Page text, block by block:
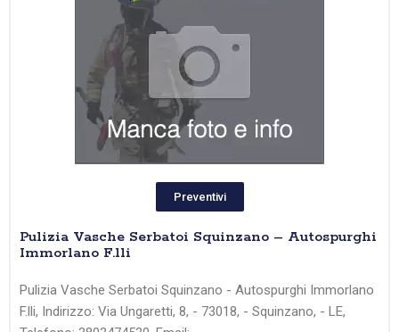
Preventivi
Pulizia Vasche Serbatoi Squinzano – Autospurghi
Immorlano F.lli
Pulizia Vasche Serbatoi Squinzano - Autospurghi Immorlano
F.lli, Indirizzo: Via Ungaretti, 8, - 73018, - Squinzano, - LE,